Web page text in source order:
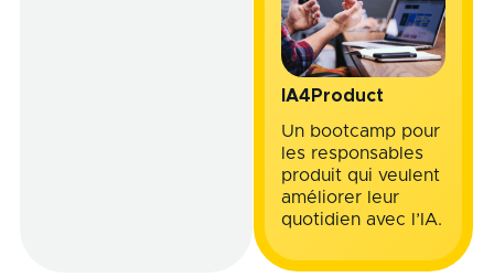
IA4Product
Un bootcamp pour
les responsables
produit qui veulent
améliorer leur
quotidien avec l’IA.